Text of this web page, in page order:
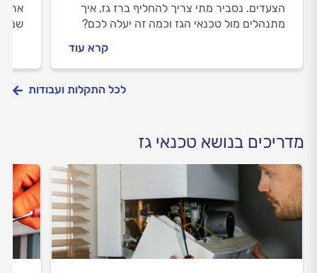
הצעדים. נסביר מתי צריך להחליף ברז גז, איך
מתנהלים מול טכנאי הגז וכמה זה יעלה לכם?
קרא עוד
לכל התקלות ועבודות
מדריכים בנושא טכנאי גז